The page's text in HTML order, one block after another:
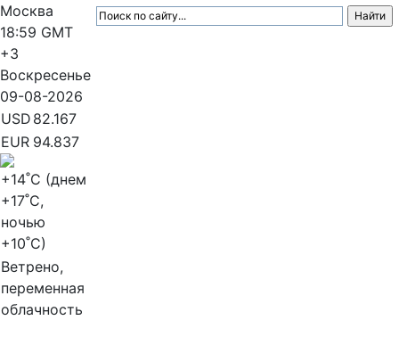
Москва
18:59 GMT
+3
Воскресенье
09-08-2026
USD 82.167
EUR 94.837
+14˚C (днем
+17˚C,
ночью
+10˚C)
Ветрено,
переменная
облачность